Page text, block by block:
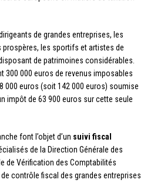
de grandes entreprises, les
les sportifs et artistes de
de patrimoines considérables.
300 000 euros de revenus imposables
000 euros (soit 142 000 euros) soumise
impôt de 63 900 euros sur cette seule
font l’objet d’un suivi fiscal
de la Direction Générale des
de Vérification des Comptabilités
contrôle fiscal des grandes entreprises